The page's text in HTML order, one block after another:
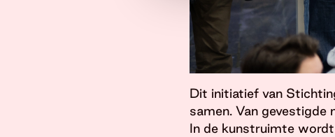
Dit initiatief van
samen. Van
In de kunstruimte